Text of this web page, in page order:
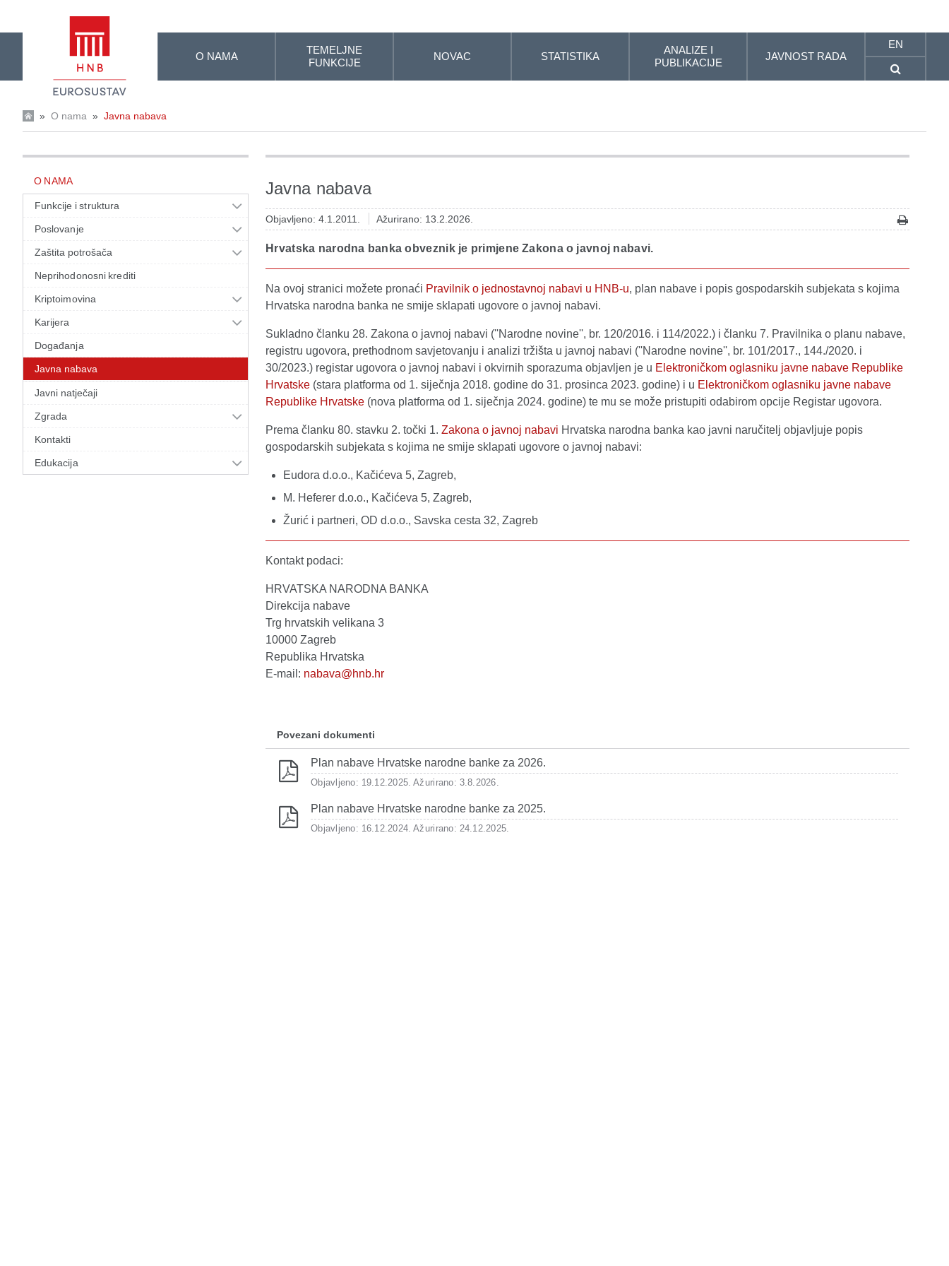
O NAMA
TEMELJNE
FUNKCIJE
NOVAC STATISTIKA
ANALIZE I
PUBLIKACIJE
JAVNOST RADA
EN
» O nama » Javna nabava
O NAMA
Funkcije i struktura
Poslovanje
Zaštita potrošača
Neprihodonosni krediti
Kriptoimovina
Karijera
Događanja
Javna nabava
Javni natječaji
Zgrada
Kontakti
Edukacija
Javna nabava
Objavljeno: 4.1.2011. Ažurirano: 13.2.2026.
Hrvatska narodna banka obveznik je primjene Zakona o javnoj nabavi.
Na ovoj stranici možete pronaći Pravilnik o jednostavnoj nabavi u HNB-u, plan nabave i popis gospodarskih subjekata s kojima
Hrvatska narodna banka ne smije sklapati ugovore o javnoj nabavi.
Sukladno članku 28. Zakona o javnoj nabavi (''Narodne novine'', br. 120/2016. i 114/2022.) i članku 7. Pravilnika o planu nabave,
registru ugovora, prethodnom savjetovanju i analizi tržišta u javnoj nabavi (''Narodne novine'', br. 101/2017., 144./2020. i
30/2023.) registar ugovora o javnoj nabavi i okvirnih sporazuma objavljen je u Elektroničkom oglasniku javne nabave Republike
Hrvatske (stara platforma od 1. siječnja 2018. godine do 31. prosinca 2023. godine) i u Elektroničkom oglasniku javne nabave
Republike Hrvatske (nova platforma od 1. siječnja 2024. godine) te mu se može pristupiti odabirom opcije Registar ugovora.
Prema članku 80. stavku 2. točki 1. Zakona o javnoj nabavi Hrvatska narodna banka kao javni naručitelj objavljuje popis
gospodarskih subjekata s kojima ne smije sklapati ugovore o javnoj nabavi:
Eudora d.o.o., Kačićeva 5, Zagreb,
M. Heferer d.o.o., Kačićeva 5, Zagreb,
Žurić i partneri, OD d.o.o., Savska cesta 32, Zagreb
Kontakt podaci:
HRVATSKA NARODNA BANKA
Direkcija nabave
Trg hrvatskih velikana 3
10000 Zagreb
Republika Hrvatska
E-mail: nabava@hnb.hr
Povezani dokumenti
Plan nabave Hrvatske narodne banke za 2026.
Objavljeno: 19.12.2025.Ažurirano: 3.8.2026.
Plan nabave Hrvatske narodne banke za 2025.
Objavljeno: 16.12.2024.Ažurirano: 24.12.2025.